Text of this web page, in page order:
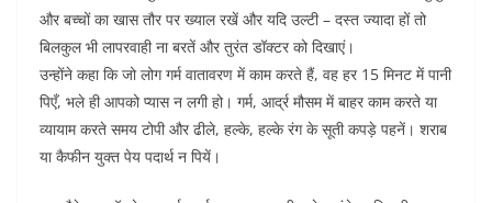
और बच्चों का खास तौर पर ख्याल रखें और यदि उल्टी – दस्त ज्यादा हों तो
बिलकुल भी लापरवाही ना बरतें और तुरंत डॉक्टर को दिखाएं।
उन्होंने कहा कि जो लोग गर्म वातावरण में काम करते हैं, वह हर 15 मिनट में पानी
पिएँ, भले ही आपको प्यास न लगी हो। गर्म, आर्द्र मौसम में बाहर काम करते या
व्यायाम करते समय टोपी और ढीले, हल्के, हल्के रंग के सूती कपड़े पहनें। शराब
या कैफीन युक्त पेय पदार्थ न पियें।